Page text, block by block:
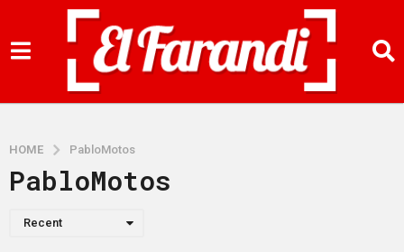
HOME PabloMotos
PabloMotos
Recent